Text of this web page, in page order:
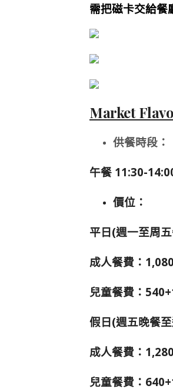
需把磁卡交給餐
Market
供餐時段：
午餐 11:30-
價位：
平日(週一至周
成人餐費：
兒童餐費：
假日(週五晚餐
成人餐費：
兒童餐費：